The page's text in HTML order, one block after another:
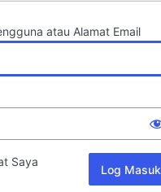
atau Alamat Email
Saya